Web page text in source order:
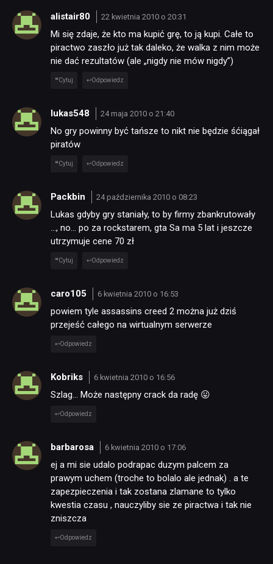
alistair80 22 kwietnia 2010 o 20:31
Mi się zdaje, że kto ma kupić grę, to ją kupi. Całe to
piractwo zaszło już tak daleko, że walka z nim może
nie dać rezultatów (ale „nigdy nie mów nigdy”)
Cytuj Odpowiedz
lukas548 24 maja 2010 o 21:40
No gry powinny być tańsze to nikt nie będzie śćiągał
piratów
Cytuj Odpowiedz
Packbin 24 października 2010 o 08:23
Lukas gdyby gry staniały, to by firmy zbankrutowały
…, no… po za rockstarem, gta Sa ma 5 lat i jeszcze
utrzymuje cene 70 zł
Cytuj Odpowiedz
caro105 6 kwietnia 2010 o 16:53
powiem tyle assassins creed 2 można już dziś
przejeść całego na wirtualnym serwerze
Odpowiedz
Kobriks 6 kwietnia 2010 o 16:56
Szlag… Może następny crack da radę 😛
Odpowiedz
barbarosa 6 kwietnia 2010 o 17:06
ej a mi sie udalo podrapac duzym palcem za
prawym uchem (troche to bolalo ale jednak) . a te
zapezpieczenia i tak zostana zlamane to tylko
kwestia czasu , nauczyliby sie ze piractwa i tak nie
zniszcza
Odpowiedz